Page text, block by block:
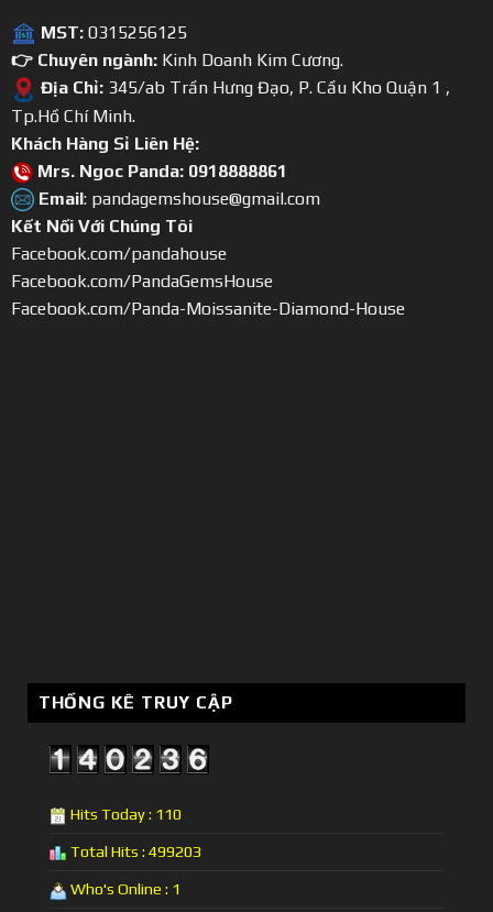
MST: 0315256125
👉 Chuyên ngành: Kinh Doanh Kim Cương.
Địa Chỉ:345/ab Trần Hưng Đạo, P. Cầu Kho Quận 1 ,
Tp.Hồ Chí Minh.
Khách Hàng Sỉ Liên Hệ:
Mrs. Ngoc Panda: 0918888861
Email: pandagemshouse@gmail.com
Kết Nối Với Chúng Tôi
Facebook.com/pandahouse
Facebook.com/PandaGemsHouse
Facebook.com/Panda-Moissanite-Diamond-House
THỐNG KÊ TRUY CẬP
Hits Today : 110
Total Hits : 499203
Who's Online : 1